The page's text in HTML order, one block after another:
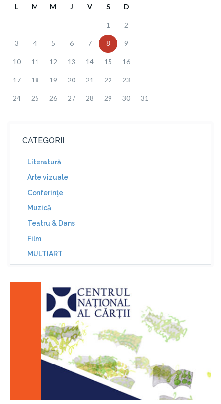
L M M J V S D
1 2
3 4 5 6 7 8 9
10 11 12 13 14 15 16
17 18 19 20 21 22 23
24 25 26 27 28 29 30 31
CATEGORII
Literatură
Arte vizuale
Conferinţe
Muzică
Teatru & Dans
Film
MULTIART